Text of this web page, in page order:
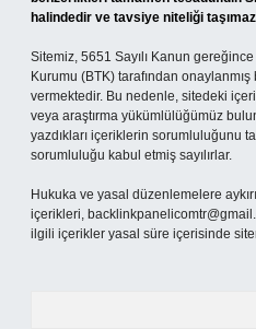
halindedir ve tavsiye niteliği
Sitemiz, 5651 Sayılı Kanun
Kurumu (BTK) tarafından
vermektedir. Bu nedenle, sitedeki
veya araştırma yükümlülüğümüz
yazdıkları içeriklerin sorumluluğunu
sorumluluğu kabul etmiş sayılırlar.
Hukuka ve yasal düzenlemelere
içerikleri,
ilgili içerikler yasal süre içerisinde